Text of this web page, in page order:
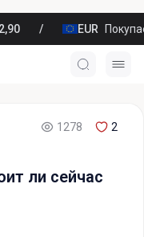
EUR
1278 2
ли сейчас